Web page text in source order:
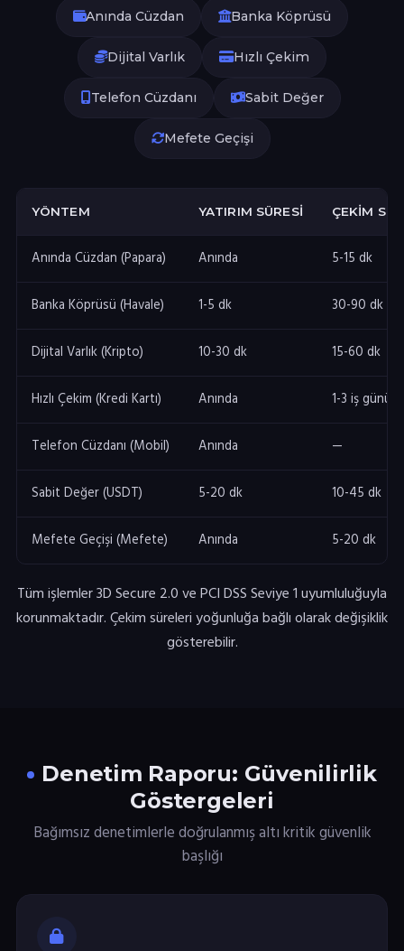
Anında Cüzdan Banka Köprüsü
Dijital Varlık Hızlı Çekim
Telefon Cüzdanı Sabit Değer
Mefete Geçişi
YÖNTEM YATIRIM SÜRESI ÇEKIM
Anında Cüzdan (Papara) Anında 5-15 dk
Banka Köprüsü (Havale) 1-5 dk 30-90 dk
Dijital Varlık (Kripto) 10-30 dk 15-60 dk
Hızlı Çekim (Kredi Kartı) Anında 1-3 iş günü
Telefon Cüzdanı (Mobil) Anında —
Sabit Değer (USDT) 5-20 dk 10-45 dk
Mefete Geçişi (Mefete) Anında 5-20 dk
Tüm işlemler 3D Secure 2.0 ve PCI DSS Seviye 1 uyumluluğuyla
korunmaktadır. Çekim süreleri yoğunluğa bağlı olarak değişiklik
gösterebilir.
Denetim Raporu: Güvenilirlik
Göstergeleri
Bağımsız denetimlerle doğrulanmış altı kritik güvenlik
başlığı